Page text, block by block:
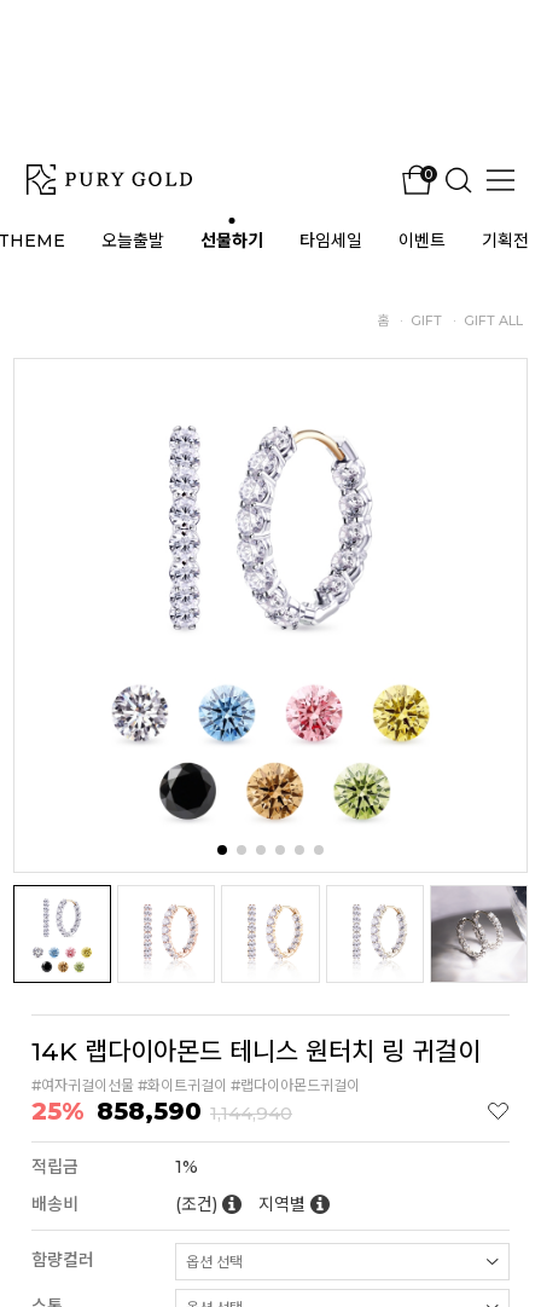
0
오늘출발 선물하기 타임세일 이벤트 기획전
홈 · GIFT · GIFT ALL
14K 랩다이아몬드 테니스 원터치 링 귀걸이
#여자귀걸이선물 #화이트귀걸이 #랩다이아몬드귀걸이
25% 858,590 1,144,940
적립금
1%
배송비
(조건) 지역별
함량컬러